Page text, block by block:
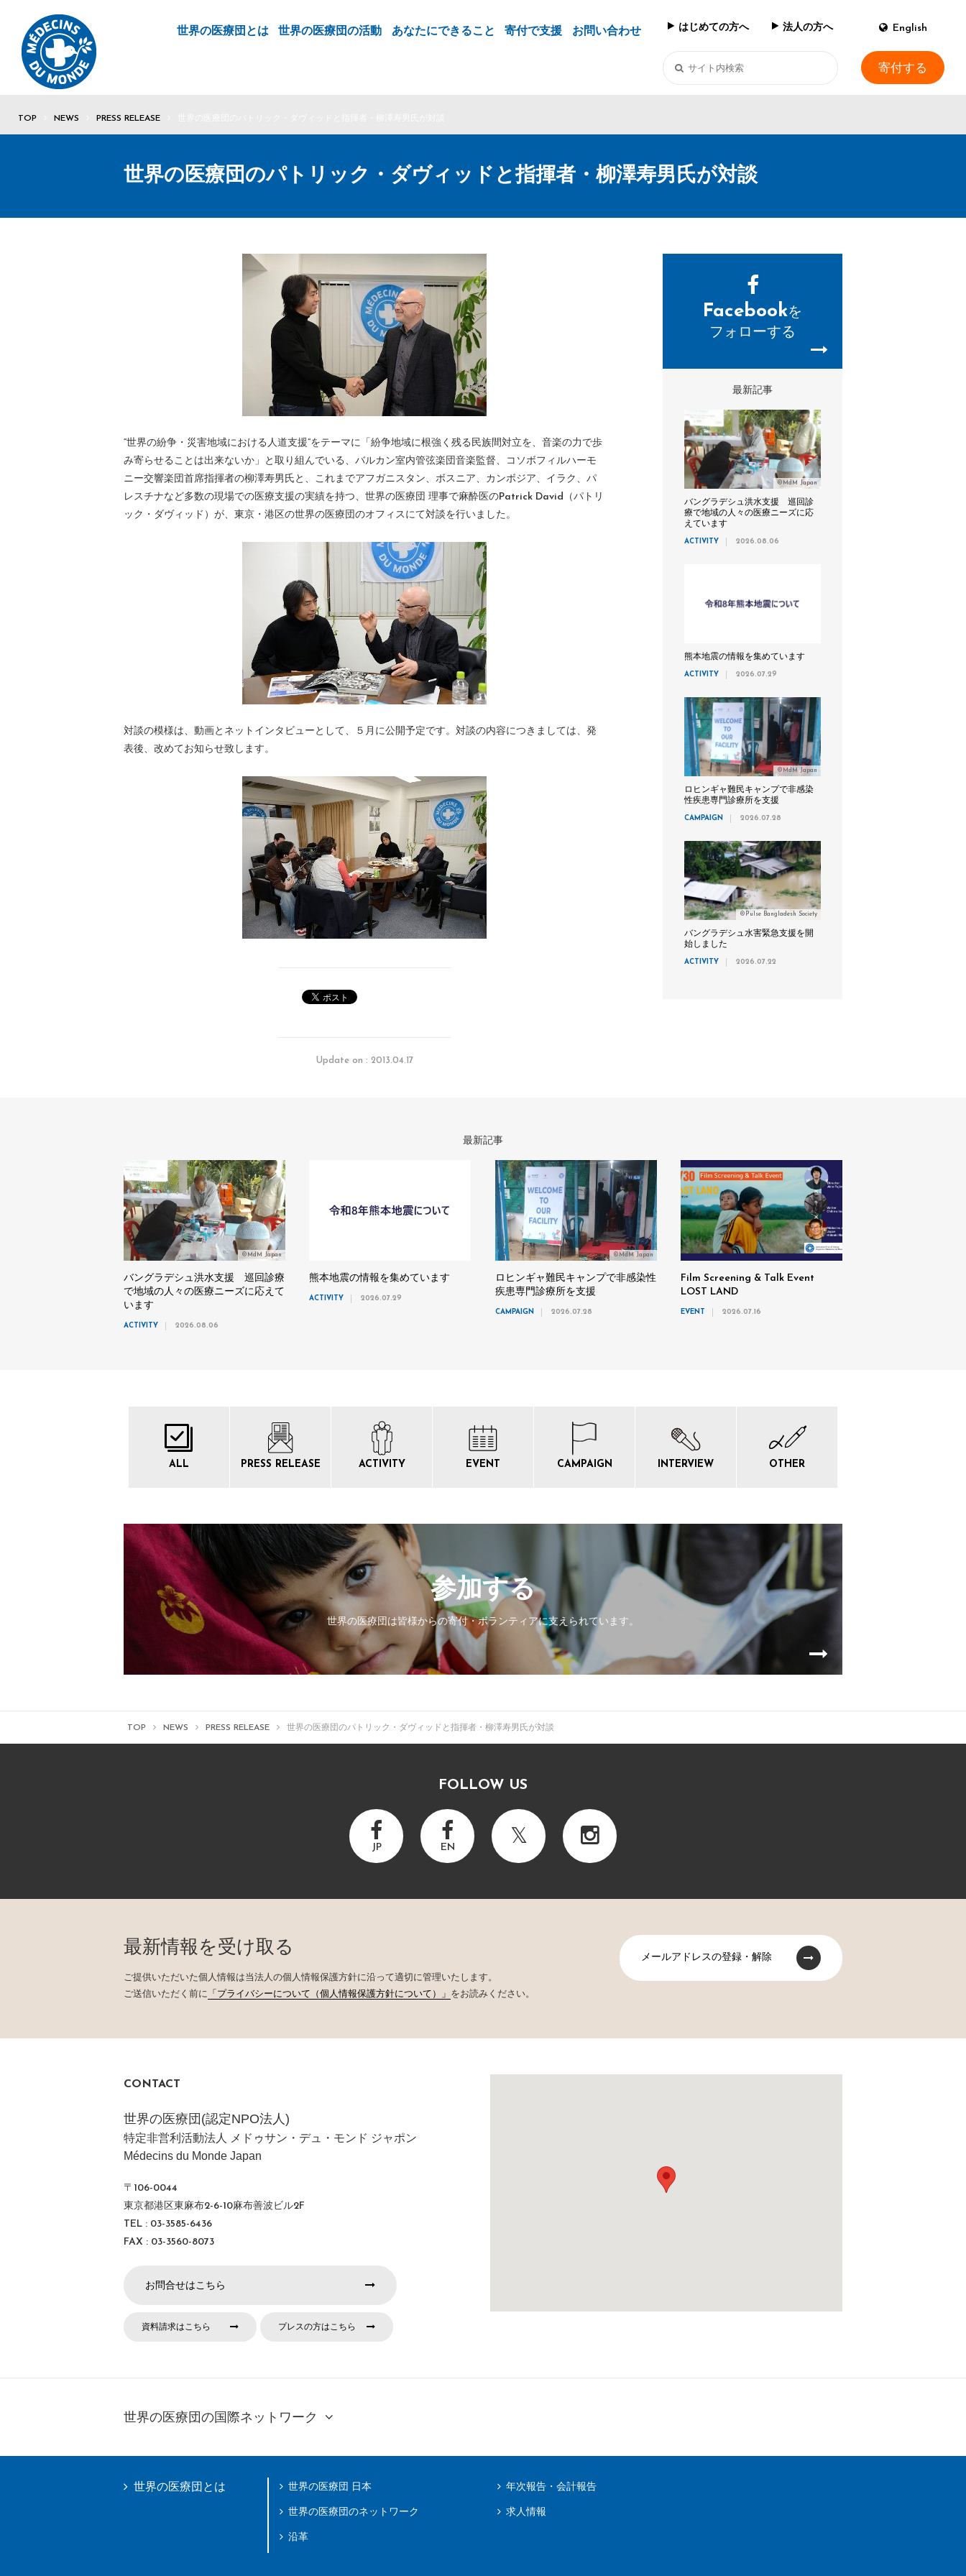
世界の医療団とは 世界の医療団の活動 あなたにできること 寄付で支援 お問い合わせ はじめての方へ 法人の方へ English
寄付する
TOP NEWS PRESS RELEASE
世界の医療団のパトリック・ダヴィッドと指揮者・柳澤寿男氏が対談
“世界の紛争・災害地域における人道支援”をテーマに「紛争地域に根強く残る民族間対立を、音楽の力で歩
み寄らせることは出来ないか」と取り組んでいる、バルカン室内管弦楽団音楽監督、コソボフィルハーモ
ニー交響楽団首席指揮者の柳澤寿男氏と、これまでアフガニスタン、ボスニア、カンボジア、イラク、パ
レスチナなど多数の現場での医療支援の実績を持つ、世界の医療団 理事で麻酔医のPatrick David（パトリ
ック・ダヴィッド）が、東京・港区の世界の医療団のオフィスにて対談を行いました。
対談の模様は、動画とネットインタビューとして、５月に公開予定です。対談の内容につきましては、発
表後、改めてお知らせ致します。
Update on : 2013.04.17
Facebookを
フォローする
最新記事
©MdM Japan
バングラデシュ洪水支援 巡回診
療で地域の人々の医療ニーズに応
えています
ACTIVITY 2026.08.06
熊本地震の情報を集めています
ACTIVITY 2026.07.29
©MdM Japan
ロヒンギャ難民キャンプで非感染
性疾患専門診療所を支援
CAMPAIGN 2026.07.28
©Pulse Bangladesh Society
バングラデシュ水害緊急支援を開
始しました
ACTIVITY 2026.07.22
最新記事
©MdM Japan
バングラデシュ洪水支援 巡回診療
で地域の人々の医療ニーズに応えて
います
ACTIVITY 2026.08.06
熊本地震の情報を集めています
ACTIVITY 2026.07.29
©MdM Japan
ロヒンギャ難民キャンプで非感染性
疾患専門診療所を支援
CAMPAIGN 2026.07.28
Film Screening & Talk Event
LOST LAND
EVENT 2026.07.16
ALL PRESS RELEASE ACTIVITY EVENT CAMPAIGN INTERVIEW OTHER
参加する
世界の医療団は皆様からの寄付・ボランティアに支えられています。
TOP NEWS PRESS RELEASE 世界の医療団のパトリック・ダヴィッドと指揮者・柳澤寿男氏が対談
FOLLOW US
JP EN
最新情報を受け取る
ご提供いただいた個人情報は当法人の個人情報保護方針に沿って適切に管理いたします。
ご送信いただく前に 「プライバシーについて（個人情報保護方針について）」 をお読みください。
メールアドレスの登録・解除
CONTACT
世界の医療団(認定NPO法人)
特定非営利活動法人 メドゥサン・デュ・モンド ジャポン
Médecins du Monde Japan
〒106-0044
東京都港区東麻布2-6-10麻布善波ビル2F
TEL : 03-3585-6436
FAX : 03-3560-8073
お問合せはこちら
資料請求はこちら プレスの方はこちら
世界の医療団の国際ネットワーク
世界の医療団とは 世界の医療団 日本
世界の医療団のネットワーク
沿革
年次報告・会計報告
求人情報